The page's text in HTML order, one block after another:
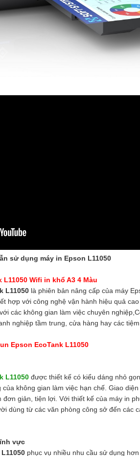
sử dụng máy in Epson L11050
Wifi in khổ A3 4 Màu
L11050là phiên bản nâng cấp của máy
hợp với công nghệ vận hành hiệu quả
các không gian làm việc chuyên
nghiệp tầm trung, cửa hàng hay các
Epson EcoTank L11050
L11050được thiết kế có kiểu dáng nhỏ
không gian làm việc hạn chế. Giao
giản, tiện lợi. Với thiết kế của máy in
dùng từ các văn phòng công sở đến các
vực
phục vụ nhiều nhu cầu sử dụng